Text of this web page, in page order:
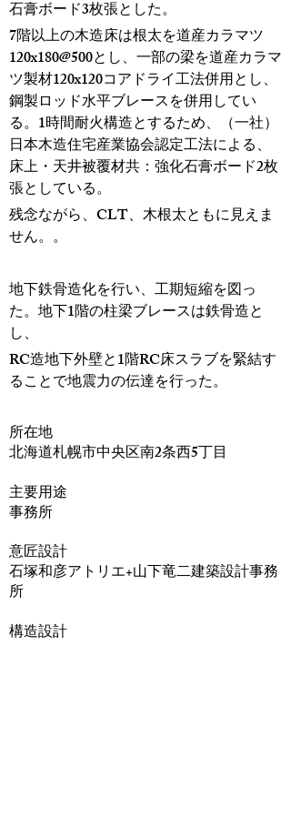
石膏ボード3枚張とした。
7階以上の木造床は根太を道産カラマツ
120x180@500とし、一部の梁を道産カラマ
ツ製材120x120コアドライ工法併用とし、
鋼製ロッド水平ブレースを併用してい
る。1時間耐火構造とするため、（一社）
日本木造住宅産業協会認定工法による、
床上・天井被覆材共：強化石膏ボード2枚
張としている。
残念ながら、CLT、木根太ともに見えま
せん。。
地下鉄骨造化を行い、工期短縮を図っ
た。地下1階の柱梁ブレースは鉄骨造と
し、
RC造地下外壁と1階RC床スラブを緊結す
ることで地震力の伝達を行った。
​所在地
北海道札幌市中央区南2条西5丁目
主要用途
事務所
意匠設計
石塚和彦アトリエ+山下竜二建築設計事務
所
構造設計